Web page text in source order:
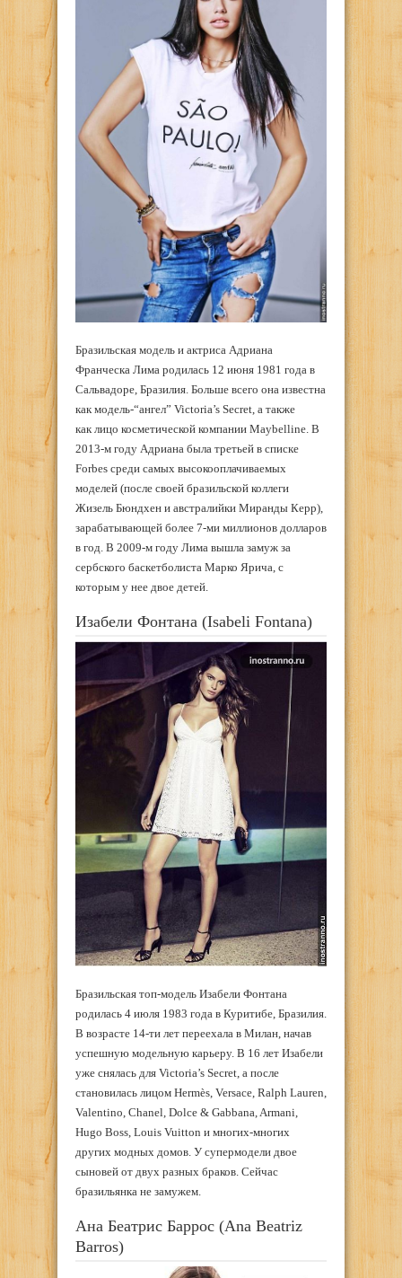
Бразильская модель и актриса Адриана
Франческа Лима родилась 12 июня 1981 года в
Сальвадоре, Бразилия. Больше всего она известна
как модель-“ангел” Victoria’s Secret, а также
как лицо косметической компании Maybelline. В
2013-м году Адриана была третьей в списке
Forbes среди самых высокооплачиваемых
моделей (после своей бразильской коллеги
Жизель Бюндхен и австралийки Миранды Керр),
зарабатывающей более 7-ми миллионов долларов
в год. В 2009-м году Лима вышла замуж за
сербского баскетболиста Марко Ярича, с
которым у нее двое детей.
Изабели Фонтана (Isabeli Fontana)
Бразильская топ-модель Изабели Фонтана
родилась 4 июля 1983 года в Куритибе, Бразилия.
В возрасте 14-ти лет переехала в Милан, начав
успешную модельную карьеру. В 16 лет Изабели
уже снялась для Victoria’s Secret, а после
становилась лицом Hermès, Versace, Ralph Lauren,
Valentino, Chanel, Dolce & Gabbana, Armani,
Hugo Boss, Louis Vuitton и многих-многих
других модных домов. У супермодели двое
сыновей от двух разных браков. Сейчас
бразильянка не замужем.
Ана Беатрис Баррос (Ana Beatriz
Barros)